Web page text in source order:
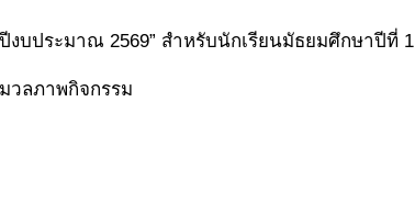
งบประมาณ 2569” สำหรับนักเรียนมัธยมศึกษาปีที่ 1